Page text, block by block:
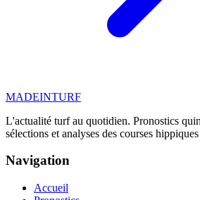
MADEINTURF
L'actualité turf au quotidien. Pronostics
sélections et analyses des courses
Navigation
Accueil